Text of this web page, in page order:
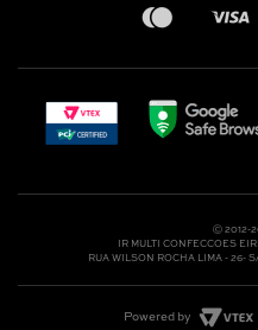
Nossas Lojas
Ⓒ 2012-
IR MULTI CONFECCOES
RUA WILSON ROCHA LIMA - 26-
Powered by